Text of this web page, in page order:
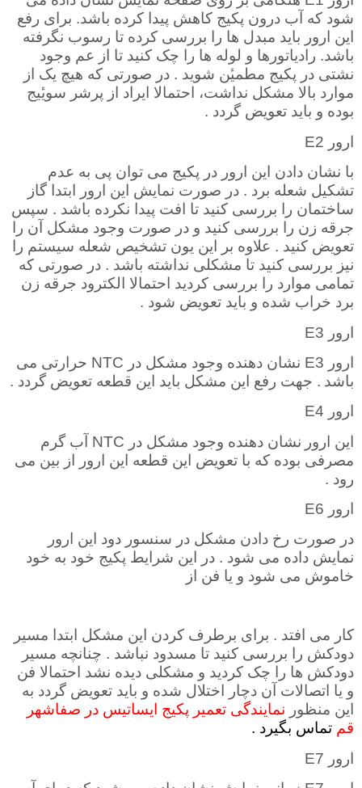
شود که آب درون پکیج کاهش پیدا کرده باشد. برای رفع
این ارور باید مبدل ها را بررسی کرده تا رسوب نگرفته
باشد. رادیاتورها و لوله ها را چک کنید تا از عم وجود
نشتی در پکیج مطمیٔن شوید . در صورتی که هیچ یک از
موارد بالا مشکل نداشت، احتمالا ایراد از پرشر سویٔیج
بوده و باید تعویض گردد .
ارور E2
با نشان دادن این ارور در پکیج می توان پی به عدم
تشکیل شعله برد . در صورت نمایش این ارور ابتدا گاز
ساختمان را بررسی کنید تا افت پیدا نکرده باشد . سپس
جرقه زن را بررسی کنید و در صورت وجود مشکل آن را
تعویض کنید . علاوه بر این یون تشخیص شعله سیستم را
نیز بررسی کنید تا مشکلی نداشته باشد . در صورتی که
تمامی موارد را بررسی کردید احتمالا الکترود جرقه زن
برد خراب شده و باید تعویض شود .
ارور E3
ارور E3 نشان دهنده وجود مشکل در NTC حرارتی می
باشد . جهت رفع این مشکل باید این قطعه تعویض گردد .
ارور E4
این ارور نشان دهنده وجود مشکل در NTC آب گرم
مصرفی بوده که با تعویض این قطعه این ارور از بین می
رود .
ارور E6
در صورت رخ دادن مشکل در سنسور دود این ارور
نمایش داده می شود . در این شرایط پکیج خود به خود
خاموش می شود و یا فن از
کار می افتد . برای برطرف کردن این مشکل ابتدا مسیر
دودکش را بررسی کنید تا مسدود نباشد . چنانچه مسیر
دودکش ها را چک کردید و مشکلی دیده نشد احتمالا فن
و یا اتصالات آن دچار اختلال شده و باید تعویض گردد به
این منظور نمایندگی تعمیر پکیج ایساتیس در صفاشهر
قم تماس بگیرد .
ارور E7